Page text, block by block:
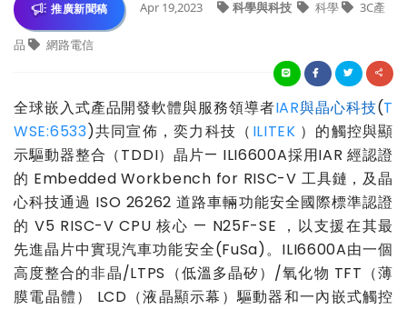
推廣新聞稿 Apr 19,2023 科學與科技 科學 3C產
品 網路電信
全球嵌入式產品開發軟體與服務領導者IAR與晶心科技(T
WSE:6533)共同宣佈 ，奕力科技 （ ILITEK ） 的觸控與顯
示驅動器整合 （TDDI）晶片— ILI6600A採用IAR經認證
的 Embedded Workbench for RISC-V 工具鏈 ，及晶
心科技通過 ISO 26262道路車輛功能安全國際標準認證
的 V5 RISC-V CPU核心 — N25F-SE ， 以支援在其最
先進晶片中實現汽車功能安全(FuSa)。 ILI6600A由一個
高度整合的非晶/LTPS （低溫多晶矽） /氧化物 TFT （薄
膜電晶體）
LCD （液晶顯示幕）驅動器和一內嵌式觸控